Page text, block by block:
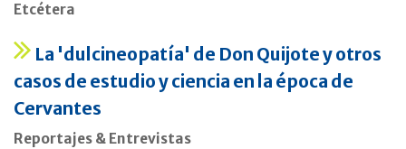
Etcétera
La 'dulcineopatía' de Don Quijote y otros
casos de estudio y ciencia en la época de
Cervantes
Reportajes & Entrevistas